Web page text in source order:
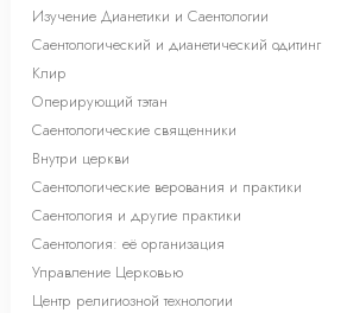
Изучение Дианетики и Саентологии
Саентологический и дианетический одитинг
Клир
Оперирующий тэтан
Саентологические священники
Внутри церкви
Саентологические верования и практики
Саентология и другие практики
Саентология: её организация
Управление Церковью
Центр религиозной технологии